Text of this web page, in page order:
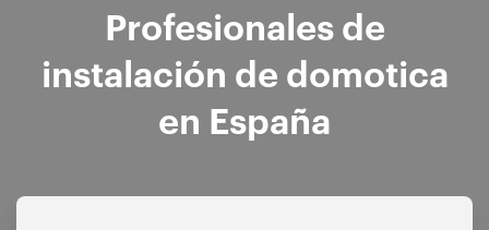
Profesionales de
instalación de domotica
en España